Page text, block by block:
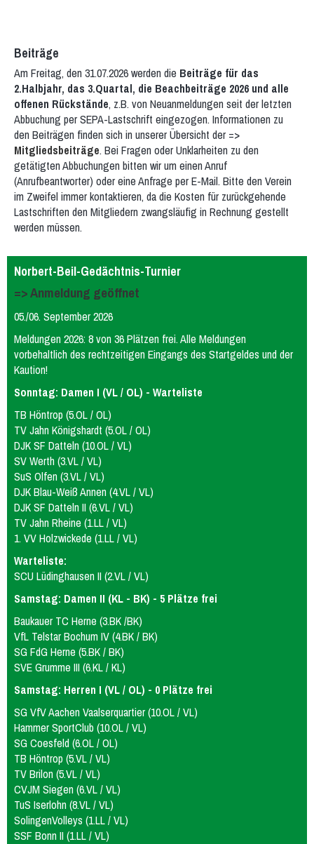
WDM auf Twitch
Spielplan & Ergebnisse Grußworte
Sporthalle & Anreise Unterstützer
WDM U21 (Mai 2022)
Teams Spielplan & Ergebnisse
Grußworte Sporthalle & Anreise
Unterstützer
WDM U15 (Apr 2022)
Grußworte Sporthalle & Anreise
Unterstützer
DM U20 (Jun 2021)
Anfänger
Frauen
Frauen 1 Frauen 2 Frauen 3
Weibliche Jugend
wU20 wU18 wU16
wU12
Männer
Männer 1 Männer 2
Männliche Jugend
mU20 mU16 mU14
Beach Hobby
Stadtliga Mixed Mixed
Erfolge
Frauen weibliche Jugend
männliche Jugend
History
Damen 4 Damen 5 Quereinsteiger
Stadtliga Herren
mU15 mixU14
Tischtennis Sportabzeichen
Beiträge
Am Freitag, den 31.07.2026 werden die Beiträge für das
2.Halbjahr, das 3.Quartal, die Beachbeiträge 2026 und alle
offenen Rückstände, z.B. von Neuanmeldungen seit der letzten
Abbuchung per SEPA-Lastschrift eingezogen. Informationen zu
den Beiträgen finden sich in unserer Übersicht der =>
Mitgliedsbeiträge. Bei Fragen oder Unklarheiten zu den
getätigten Abbuchungen bitten wir um einen Anruf
(Anrufbeantworter) oder eine Anfrage per E-Mail. Bitte den Verein
im Zweifel immer kontaktieren, da die Kosten für zurückgehende
Lastschriften den Mitgliedern zwangsläufig in Rechnung gestellt
werden müssen.
Norbert-Beil-Gedächtnis-Turnier
=> Anmeldung geöffnet
05./06. September 2026
Meldungen 2026: 8 von 36 Plätzen frei. Alle Meldungen
vorbehaltlich des rechtzeitigen Eingangs des Startgeldes und der
Kaution!
Sonntag: Damen I (VL / OL) - Warteliste
TB Höntrop (5.OL / OL)
TV Jahn Königshardt (5.OL / OL)
DJK SF Datteln (10.OL / VL)
SV Werth (3.VL / VL)
SuS Olfen (3.VL / VL)
DJK Blau-Weiß Annen (4.VL / VL)
DJK SF Datteln II (6.VL / VL)
TV Jahn Rheine (1.LL / VL)
1. VV Holzwickede (1.LL / VL)
Warteliste:
SCU Lüdinghausen II (2.VL / VL)
Samstag: Damen II (KL - BK) - 5 Plätze frei
Baukauer TC Herne (3.BK /BK)
VfL Telstar Bochum IV (4.BK / BK)
SG FdG Herne (5.BK / BK)
SVE Grumme III (6.KL / KL)
Samstag: Herren I (VL / OL) - 0 Plätze frei
SG VfV Aachen Vaalserquartier (10.OL / VL)
Hammer SportClub (10.OL / VL)
SG Coesfeld (6.OL / OL)
TB Höntrop (5.VL / VL)
TV Brilon (5.VL / VL)
CVJM Siegen (6.VL / VL)
TuS Iserlohn (8.VL / VL)
SolingenVolleys (1.LL / VL)
SSF Bonn II (1.LL / VL)